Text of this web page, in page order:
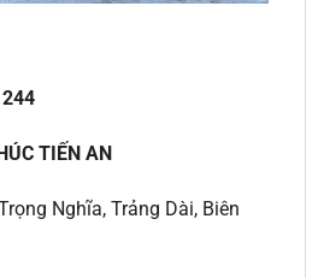
TIẾN AN
Nghĩa, Trảng Dài, Biên